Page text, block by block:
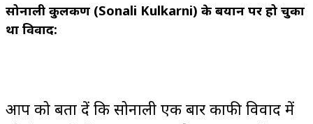
सोनाली कुलकर्णी (Sonali Kulkarni) के बयान पर हो चुका
था विवाद:
आप को बता दें कि सोनाली एक बार काफी विवाद में